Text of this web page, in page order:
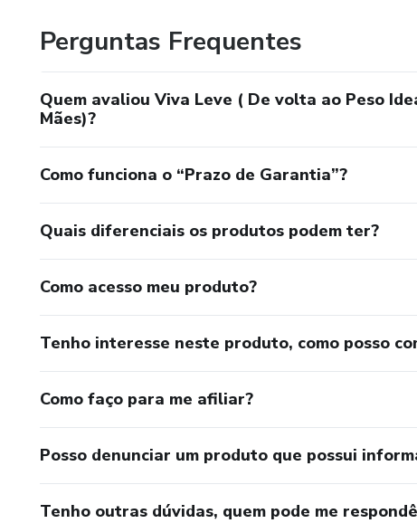
Perguntas Frequentes
Quem avaliou Viva Leve ( De volta ao Peso
Mães)?
Como funciona o “Prazo de Garantia”?
Quais diferenciais os produtos podem ter?
Como acesso meu produto?
Tenho interesse neste produto, como posso
Como faço para me afiliar?
Posso denunciar um produto que possui
Tenho outras dúvidas, quem pode me